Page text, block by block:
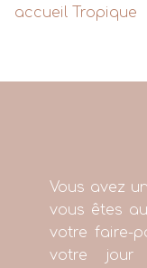
accueil Tropique
Vous avez
vous êtes
votre faire-
votre jour